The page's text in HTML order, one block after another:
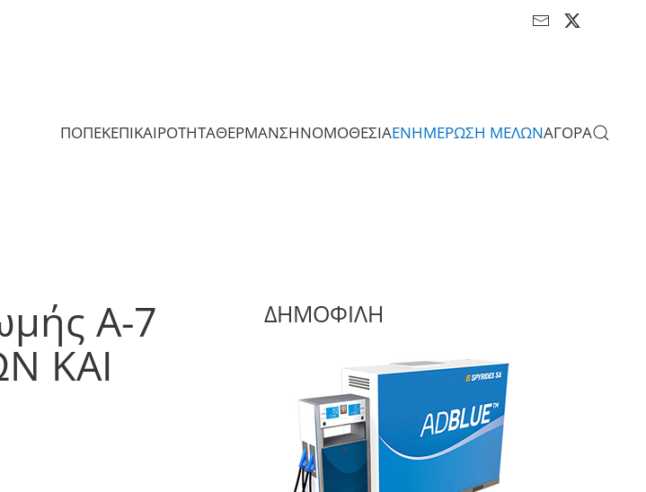
ΠΟΠΕΚΕΠΙΚΑΙΡΟΤΗΤΑΘΕΡΜΑΝΣΗΝΟΜΟΘΕΣΙΑΕΝΗΜΕΡΩΣΗ ΜΕΛΩΝΑΓΟΡΑ
Α-7
ΚΑΙ
ΔΗΜΟΦΙΛΗ